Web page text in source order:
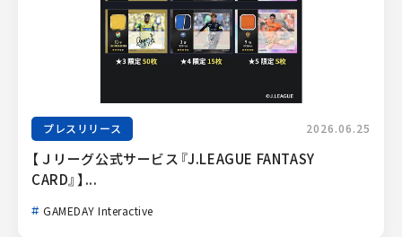
プレスリリース 2026.06.25
【Ｊリーグ公式サービス『J.LEAGUE FANTASY
CARD』】...
GAMEDAY Interactive